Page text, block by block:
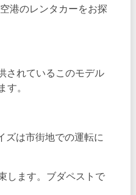
港のレンタカーをお探
されているこのモデル
す。
ズは市街地での運転に
します。ブダペストで